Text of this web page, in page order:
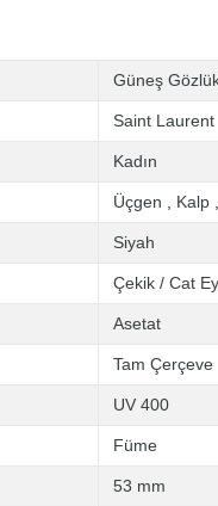
Güneş
Saint Laurent
Kadın
Üçgen Kalp
Siyah
Çekik / Cat
Asetat
Tam Çerçeve
UV 400
Füme
53 mm